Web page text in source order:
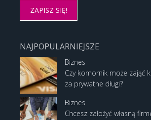
NAJPOPULARNIEJSZE
Biznes
Czy komornik może zająć
za prywatne długi?
Biznes
Chcesz założyć własną